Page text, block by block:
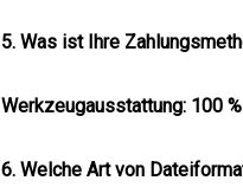
5. Was ist Ihre
Werkzeugausstattung: 100
6. Welche Art von